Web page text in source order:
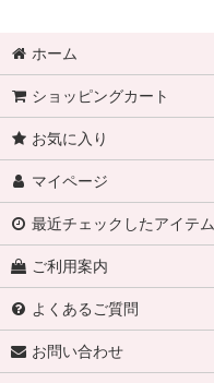
ホーム
ショッピングカート
お気に入り
マイページ
最近チェックしたアイテム
ご利用案内
よくあるご質問
お問い合わせ